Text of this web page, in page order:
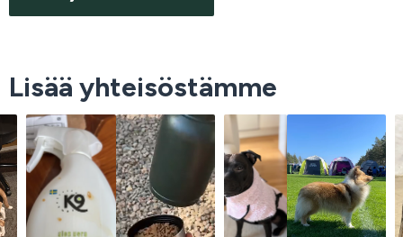
Lisää yhteisöstämme